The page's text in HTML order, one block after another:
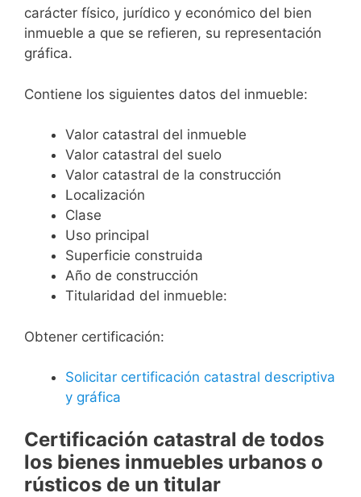
carácter físico, jurídico y económico del bien
inmueble a que se refieren, su representación
gráfica.
Contiene los siguientes datos del inmueble:
Valor catastral del inmueble
Valor catastral del suelo
Valor catastral de la construcción
Localización
Clase
Uso principal
Superficie construida
Año de construcción
Titularidad del inmueble:
Obtener certificación:
Solicitar certificación catastral descriptiva
y gráfica
Certificación catastral de todos
los bienes inmuebles urbanos o
rústicos de un titular